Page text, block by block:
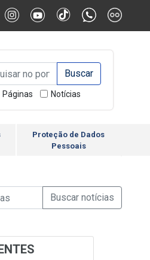
Alternar Tamanho da Fonte
de Busca de
de informaçõesEnviar a Busca
Páginas Notícias
Proteção de Dados
Pessoais
de Notícias
informaçõesEnviar a Busca de